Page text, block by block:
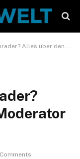
den TV-Moderator Meeno Schrader